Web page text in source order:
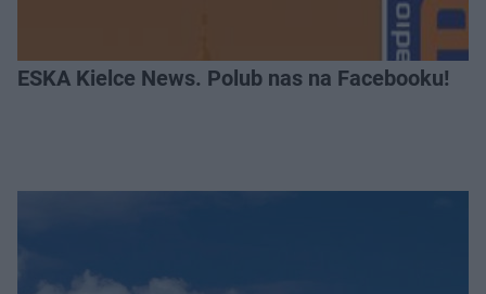
ESKA Kielce News. Polub nas na Facebooku!